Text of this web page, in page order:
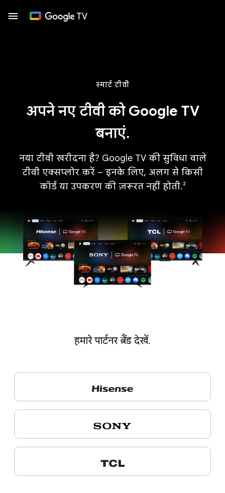
स्मार्ट टीवी
अपने नए टीवी को Google TV
बनाएं.
नया टीवी खरीदना है? Google TV की सुविधा वाले
टीवी एक्सप्लोर करें – इनके लिए, अलग से किसी
कॉर्ड या उपकरण की ज़रूरत नहीं होती.²
हमारे पार्टनर ब्रैंड देखें.